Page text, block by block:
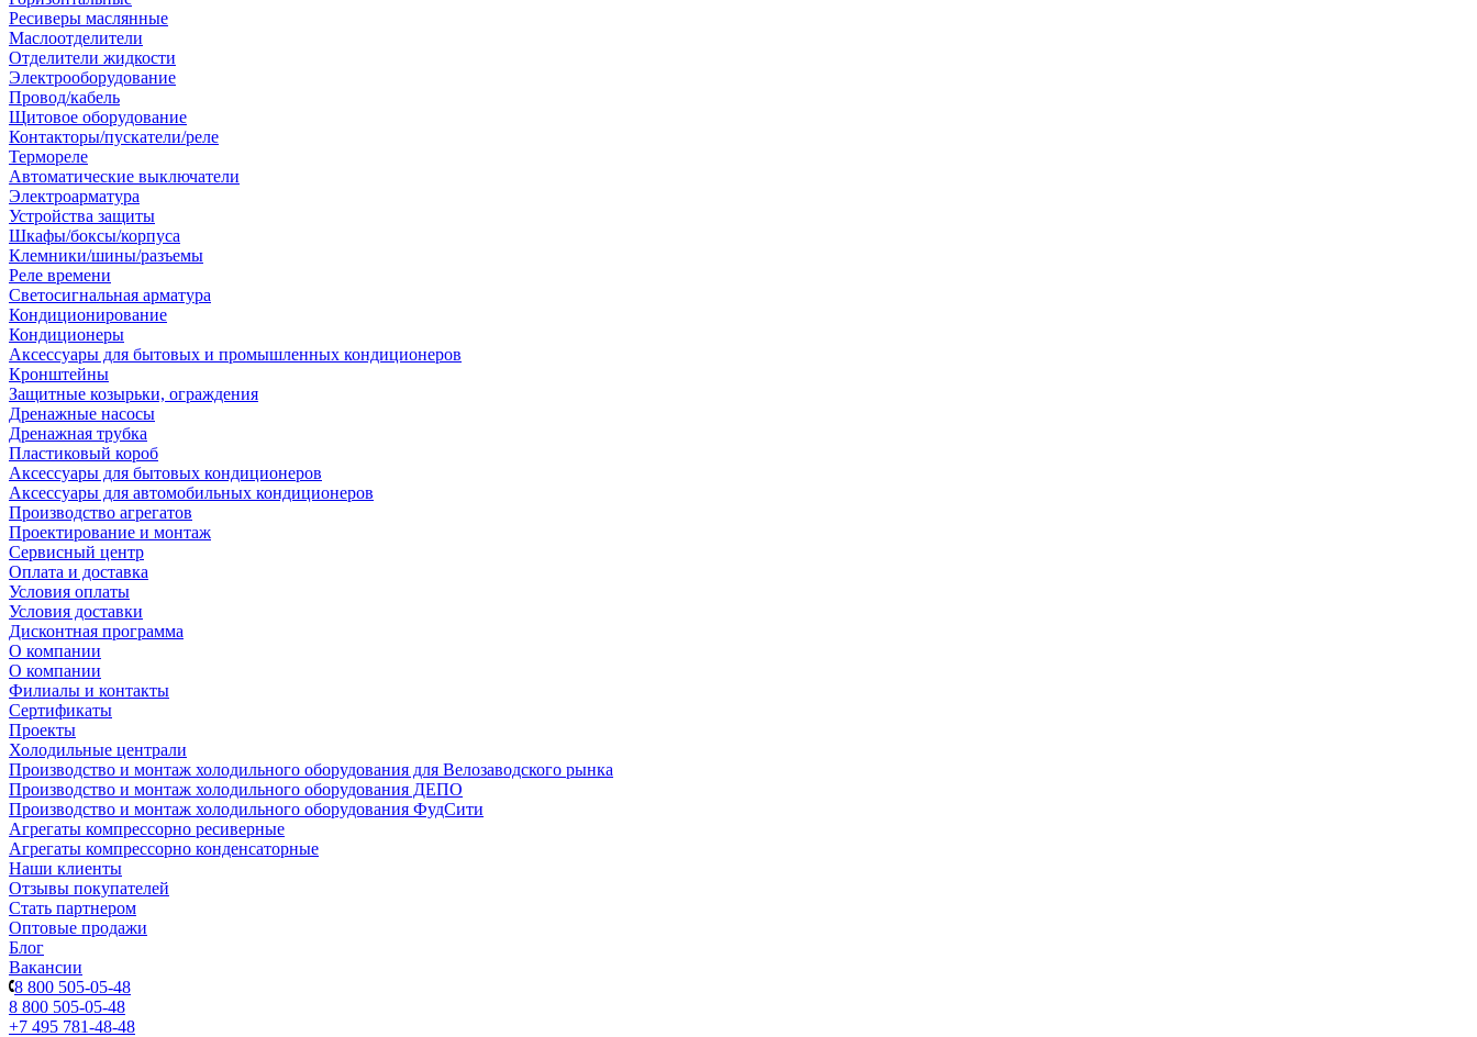
Ресиверы маслянные
Маслоотделители
Отделители жидкости
Электрооборудование
Провод/кабель
Щитовое оборудование
Контакторы/пускатели/реле
Термореле
Автоматические выключатели
Электроарматура
Устройства защиты
Шкафы/боксы/корпуса
Клемники/шины/разъемы
Реле времени
Светосигнальная арматура
Кондиционирование
Кондиционеры
Аксессуары для бытовых и промышленных кондиционеров
Кронштейны
Защитные козырьки, ограждения
Дренажные насосы
Дренажная трубка
Пластиковый короб
Аксессуары для бытовых кондиционеров
Аксессуары для автомобильных кондиционеров
Производство агрегатов
Проектирование и монтаж
Сервисный центр
Оплата и доставка
Условия оплаты
Условия доставки
Дисконтная программа
О компании
О компании
Филиалы и контакты
Сертификаты
Проекты
Холодильные централи
Производство и монтаж холодильного оборудования для Велозаводского рынка
Производство и монтаж холодильного оборудования ДЕПО
Производство и монтаж холодильного оборудования ФудСити
Агрегаты компрессорно ресиверные
Агрегаты компрессорно конденсаторные
Наши клиенты
Отзывы покупателей
Стать партнером
Оптовые продажи
Блог
Вакансии
8 800 505-05-48
8 800 505-05-48
+7 495 781-48-48